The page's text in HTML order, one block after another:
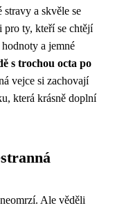
stravy a skvěle se
ty, kteří se chtějí
a jemné
s trochou octa po
vejce si zachovají
která krásně doplní
Ale věděli